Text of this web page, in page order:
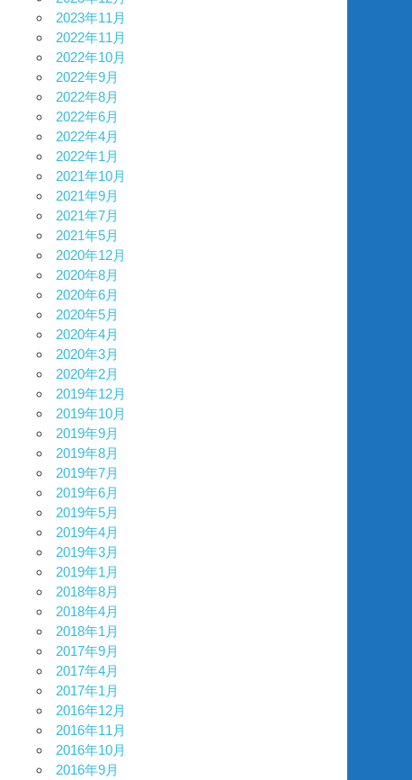
2023年11月
2022年11月
2022年10月
2022年9月
2022年8月
2022年6月
2022年4月
2022年1月
2021年10月
2021年9月
2021年7月
2021年5月
2020年12月
2020年8月
2020年6月
2020年5月
2020年4月
2020年3月
2020年2月
2019年12月
2019年10月
2019年9月
2019年8月
2019年7月
2019年6月
2019年5月
2019年4月
2019年3月
2019年1月
2018年8月
2018年4月
2018年1月
2017年9月
2017年4月
2017年1月
2016年12月
2016年11月
2016年10月
2016年9月